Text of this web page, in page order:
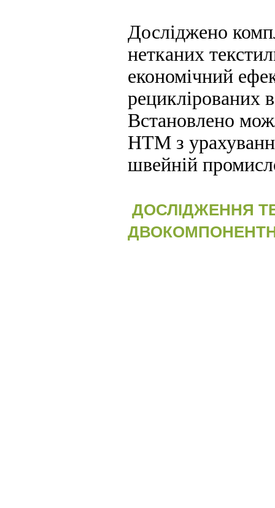
Досліджено
нетканих
економічний
рециклірованих
Встановлено
НТМ з
швейній
ДОСЛІДЖЕННЯ